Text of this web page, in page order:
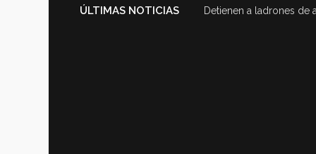
ÚLTIMAS NOTICIAS Detienen a ladrones de